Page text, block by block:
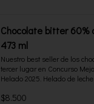
Chocolate bitter 60%
473 ml
Nuestro best seller de los
tercer lugar en Concurso
Helado 2025. Helado de
cacao de origen de
Envase familiar 473 ml, rinde 4
$8.500